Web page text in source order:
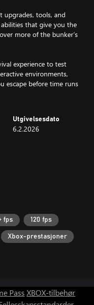
upgrades, tools, and
that give you the
more of the bunker’s
experience to test
environments,
escape before time runs
Utgivelsesdato
6.2.2026
fps 120 fps
Xbox-prestasjoner
Pass XBOX-tilbehør